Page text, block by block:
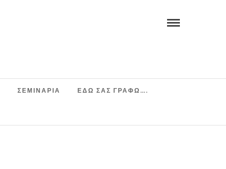
ΣΕΜΙΝΆΡΙΑ ΕΔΩ ΣΑΣ ΓΡΑΦΩ….